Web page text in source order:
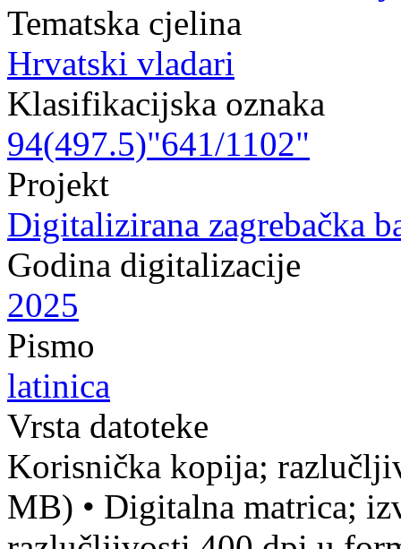
Tematska cjelina
Hrvatski vladari
Klasifikacijska oznaka
94(497.5)"641/1102"
Projekt
Digitalizirana zagrebačka
Godina digitalizacije
2025
Pismo
latinica
Vrsta datoteke
Korisnička kopija;
MB) • Digitalna matrica;